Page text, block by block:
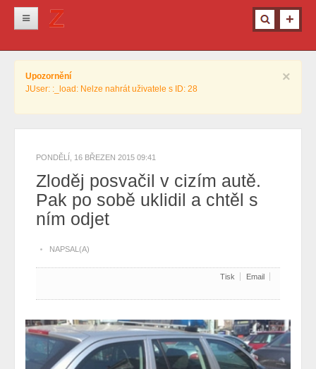
Krimi
Info z města
Pro ženy
Ostatní
×
Upozornění
JUser: :_load: Nelze nahrát uživatele s ID: 28
PONDĚLÍ, 16 BŘEZEN 2015 09:41
Zloděj posvačil v cizím autě.
Pak po sobě uklidil a chtěl s
ním odjet
NAPSAL(A)
Tisk Email